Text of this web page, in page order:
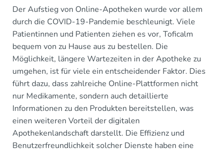
Der Aufstieg von Online-Apotheken wurde vor allem
durch die COVID-19-Pandemie beschleunigt. Viele
Patientinnen und Patienten ziehen es vor, Toficalm
bequem von zu Hause aus zu bestellen. Die
Möglichkeit, längere Wartezeiten in der Apotheke zu
umgehen, ist für viele ein entscheidender Faktor. Dies
führt dazu, dass zahlreiche Online-Plattformen nicht
nur Medikamente, sondern auch detaillierte
Informationen zu den Produkten bereitstellen, was
einen weiteren Vorteil der digitalen
Apothekenlandschaft darstellt. Die Effizienz und
Benutzerfreundlichkeit solcher Dienste haben eine